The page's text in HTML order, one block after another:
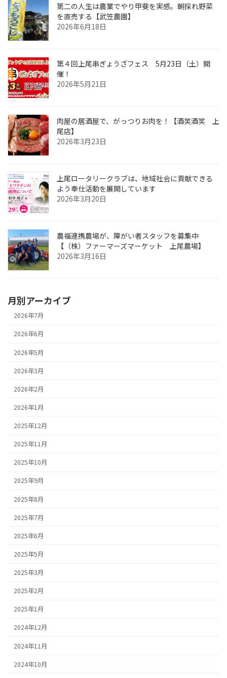
第二の人生は農業でやり甲斐を実感。朝採れ野菜
を直売する【武笠農園】
2026年6月18日
第４回上尾串ぎょうざフェス 5月23日（土）開
催！
2026年5月21日
肉屋の居酒屋で、がっつりお肉を！【酒笑酒笑 上
尾店】
2026年3月23日
上尾ロータリークラブは、地域社会に貢献できる
よう奉仕活動を展開しています
2026年3月20日
農福連携農場が、障がい者スタッフを募集中
【（株）ファーマーズマーケット 上尾農場】
2026年3月16日
月別アーカイブ
2026年7月
2026年6月
2026年5月
2026年3月
2026年2月
2026年1月
2025年12月
2025年11月
2025年10月
2025年9月
2025年8月
2025年7月
2025年6月
2025年5月
2025年3月
2025年2月
2025年1月
2024年12月
2024年11月
2024年10月